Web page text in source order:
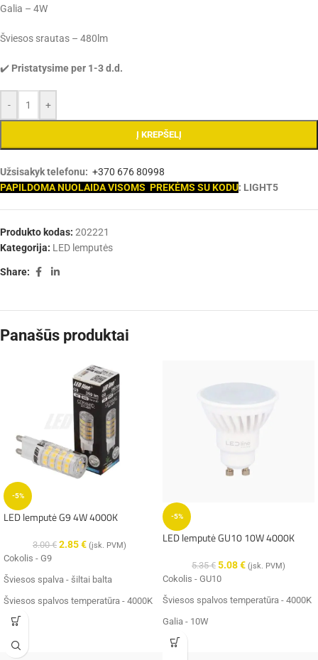
Galia – 4W
Šviesos srautas – 480lm
✔️ Pristatysime per 1-3 d.d.
- +
Į KREPŠELĮ
Užsisakyk telefonu: +370 676 80998
PAPILDOMA NUOLAIDA VISOMS PREKĖMS SU KODU: LIGHT5
Produkto kodas: 202221
Kategorija: LED lemputės
Share:
Panašūs produktai
-5%
LED lemputė G9 4W 4000K
3.00€ 2.85€ (įsk. PVM)
Cokolis - G9
Šviesos spalva - šiltai balta
Šviesos spalvos temperatūra - 4000K
Galia - 4W
Šviesos srautas - 350lm
-5%
LED lemputė GU10 10W 4000K
5.35€ 5.08€ (įsk. PVM)
Cokolis - GU10
Šviesos spalvos temperatūra - 4000K
Galia - 10W
Šviesos srautas - 1400lm